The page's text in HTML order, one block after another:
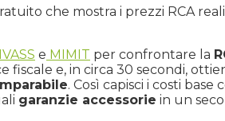
che mostra i prezzi RCA
IVASS e MIMIT per confrontare la
fiscale e, in circa 30 secondi,
. Così capisci i costi
garanzie accessorie in un